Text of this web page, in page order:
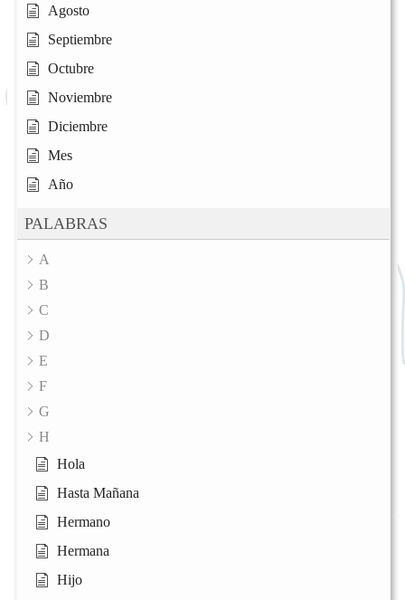
Agosto
Septiembre
Octubre
Noviembre
Diciembre
Mes
Año
PALABRAS
A
B
C
D
E
F
G
H
Hola
Hasta Mañana
Hermano
Hermana
Hijo